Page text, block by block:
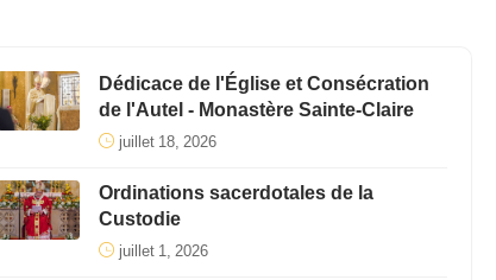
Dédicace de l'Église et Consécration
de l'Autel - Monastère Sainte-Claire
juillet 18, 2026
Ordinations sacerdotales de la
Custodie
juillet 1, 2026